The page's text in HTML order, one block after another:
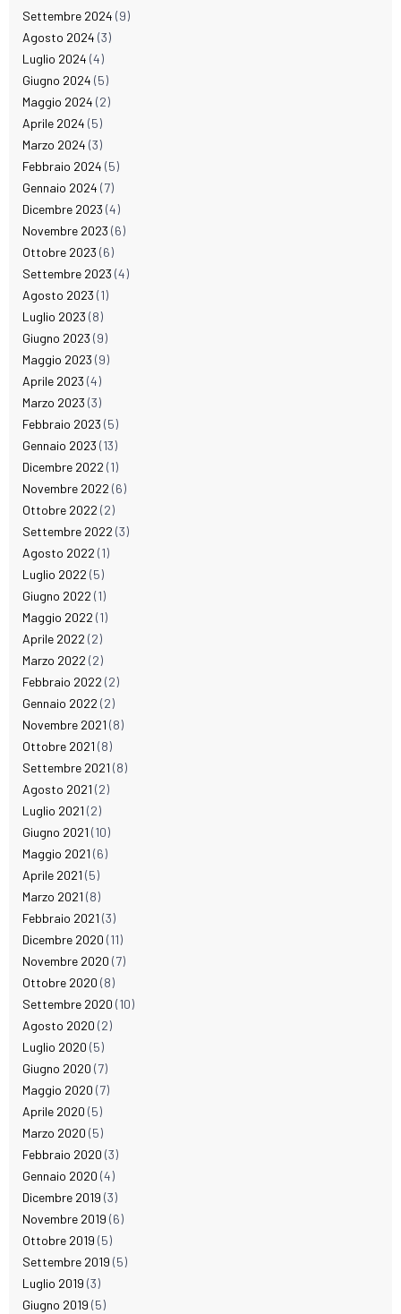
Settembre 2024 (9)
Agosto 2024 (3)
Luglio 2024 (4)
Giugno 2024 (5)
Maggio 2024 (2)
Aprile 2024 (5)
Marzo 2024 (3)
Febbraio 2024 (5)
Gennaio 2024 (7)
Dicembre 2023 (4)
Novembre 2023 (6)
Ottobre 2023 (6)
Settembre 2023 (4)
Agosto 2023 (1)
Luglio 2023 (8)
Giugno 2023 (9)
Maggio 2023 (9)
Aprile 2023 (4)
Marzo 2023 (3)
Febbraio 2023 (5)
Gennaio 2023 (13)
Dicembre 2022 (1)
Novembre 2022 (6)
Ottobre 2022 (2)
Settembre 2022 (3)
Agosto 2022 (1)
Luglio 2022 (5)
Giugno 2022 (1)
Maggio 2022 (1)
Aprile 2022 (2)
Marzo 2022 (2)
Febbraio 2022 (2)
Gennaio 2022 (2)
Novembre 2021 (8)
Ottobre 2021 (8)
Settembre 2021 (8)
Agosto 2021 (2)
Luglio 2021 (2)
Giugno 2021 (10)
Maggio 2021 (6)
Aprile 2021 (5)
Marzo 2021 (8)
Febbraio 2021 (3)
Dicembre 2020 (11)
Novembre 2020 (7)
Ottobre 2020 (8)
Settembre 2020 (10)
Agosto 2020 (2)
Luglio 2020 (5)
Giugno 2020 (7)
Maggio 2020 (7)
Aprile 2020 (5)
Marzo 2020 (5)
Febbraio 2020 (3)
Gennaio 2020 (4)
Dicembre 2019 (3)
Novembre 2019 (6)
Ottobre 2019 (5)
Settembre 2019 (5)
Luglio 2019 (3)
Giugno 2019 (5)